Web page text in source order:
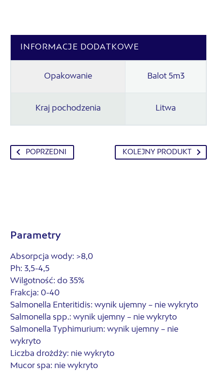
drobiuINFORMACJE DODATKOWE
Opakowanie Balot 5m3
Kraj pochodzenia Litwa
POPRZEDNI KOLEJNY PRODUKT
Parametry
Absorpcja wody: >8,0
Ph: 3,5-4,5
Wilgotność: do 35%
Frakcja: 0-40
Salmonella Enteritidis: wynik ujemny – nie wykryto
Salmonella spp.: wynik ujemny – nie wykryto
Salmonella Typhimurium: wynik ujemny – nie
wykryto
Liczba drożdży: nie wykryto
Mucor spa: nie wykryto